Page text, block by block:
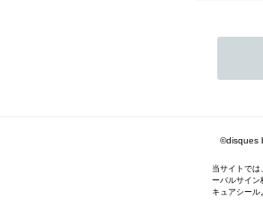
©disques
当サイトで
ーバルサイン
キュアシール